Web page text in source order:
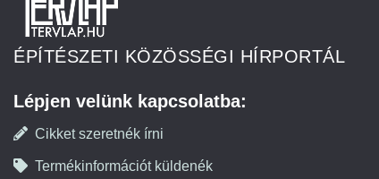
ÉPÍTÉSZETI KÖZÖSSÉGI HÍRPORTÁL
Lépjen velünk kapcsolatba:
Cikket szeretnék írni
Termékinformációt küldenék